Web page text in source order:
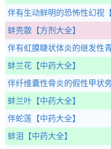
伴有生动鲜明的恐怖性幻视
蚌壳散 【方剂大全】
伴有虹膜睫状体炎的继发性
蚌兰花 【中药大全】
伴纤维囊性骨炎的假性甲状
蚌兰叶 【中药大全】
伴蛇莲 【中药大全】
蚌泪 【中药大全】